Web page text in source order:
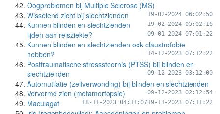
Oogproblemen bij Multiple Sclerose (MS)
19-02-2024 06:02:50
Wisselend zicht bij slechtzienden
19-02-2024 05:02:16
Kunnen blinden en slechtzienden
lijden aan reisziekte?
09-01-2024 07:01:22
Kunnen blinden en slechtzienden ook claustrofobie
hebben?
14-12-2023 07:12:22
Posttraumatische stressstoornis (PTSS) bij blinden en
slechtzienden
09-12-2023 03:12:00
Automutilatie (zelfverwonding) bij blinden en slechtzienden
09-12-2023 02:12:54
Vervormd zien (metamorfopsie)
19-11-2023 07:11:22
Maculagat 18-11-2023 04:11:07